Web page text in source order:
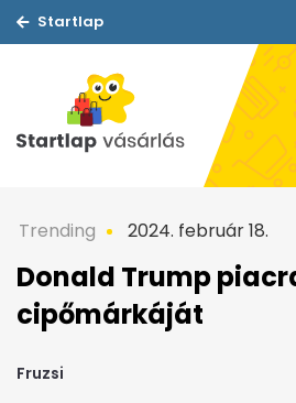
Startlap
Trending 2024. február 18.
Donald Trump
cipőmárkáját
Fruzsi